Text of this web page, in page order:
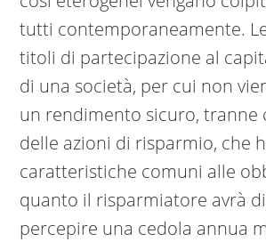
tutti contemporaneamente.
titoli di partecipazione al
di una società, per cui non
un rendimento sicuro, tranne
delle azioni di risparmio, che
caratteristiche comuni alle
quanto il risparmiatore avrà
percepire una cedola annua